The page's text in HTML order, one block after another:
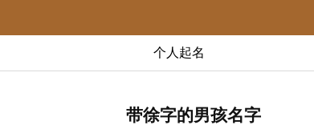
个人起名
带徐字的男孩名字